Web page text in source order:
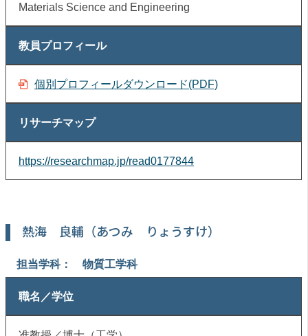
Materials Science and Engineering
教員プロフィール
個別プロフィールダウンロード(PDF)
リサーチマップ
https://researchmap.jp/read0177844
熱海 良輔（あつみ りょうすけ）
担当学科： 物質工学科
職名／学位